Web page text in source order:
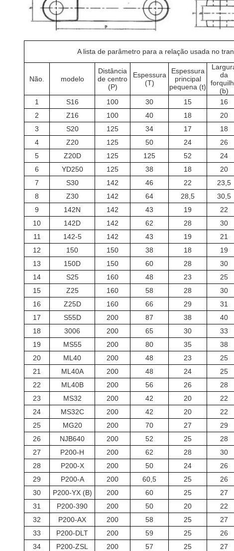
A lista de parâmetro para a relação usada no
Não. modelo
Distância
de centro
(P)
Espessura
(T)
Espessura
principal
pequena (t)
da
(b)
1 S16 100 30 15 16
2
Z16 100 40 18 20
3
S20 125 34 17 18
4
Z20 125 50 24 26
5
Z20D 125 125 52 24
6
YD250 125 38 18 20
7
S30 142 46 22 23,5
8
Z30 142 64 28,5 30,5
9
142N 142 43 19 22
10
142D 142 62 28 30
11
142-5 142 43 19 21
12
150 150 38 18 19
13
150D 150 60 28 30
14
S25 160 48 23 25
15
Z25 160 58 28 30
16
Z25D 160 66 29 31
17
S55D 200 87 38 40
18
3006 200 65 30 33
19
MS55 200 80 35 38
20
ML40 200 48 23 25
21
ML40A 200 48 24 25
22
ML40B 200 56 26 28
23
MS32 200 42 20 22
24
MS32C 200 42 20 22
25
MG20 200 70 27 29
26
NJB640 200 52 25 28
27
P200-H 200 62 28 30
28
P200-X 200 50 24 26
29
P200-A 200 60,5 25 26
30
P200-YX (B) 200 60 25 27
31
P200-390 200 50 20 22
32
P200-AX 200 58 25 27
33
P200-DLT 200 59 25 26
34
P200-ZSL 200 57 25 27